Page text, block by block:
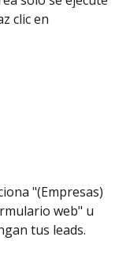
clic en
"(Empresas)
web" u
tus leads.